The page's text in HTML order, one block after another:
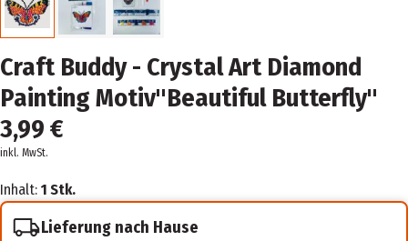
Craft Buddy - Crystal Art Diamond
Painting Motiv"Beautiful Butterfly"
3,99 €
inkl. MwSt.
Inhalt: 1 Stk.
Lieferung nach Hause